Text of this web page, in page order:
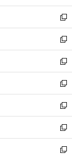
ウ
で
開
く
ン
ド
ウ
で
開
く
新
し
い
ウ
ィ
ン
ド
ウ
で
開
く
新
し
い
ウ
ィ
ン
ド
ウ
で
開
く
新
し
い
ウ
ィ
ン
ド
ウ
で
新
し
い
ウ
ィ
ン
ド
新
し
い
ウ
ィ
新
し
い
新